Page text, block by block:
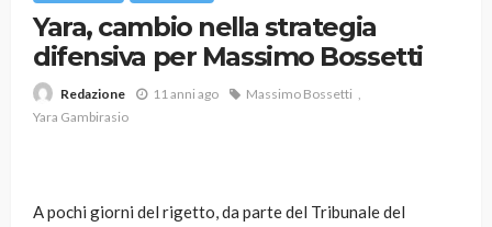
Yara, cambio nella strategia
difensiva per Massimo Bossetti
Redazione 11 anni ago
Massimo Bossetti
Yara Gambirasio
A pochi giorni del rigetto, da parte del Tribunale del